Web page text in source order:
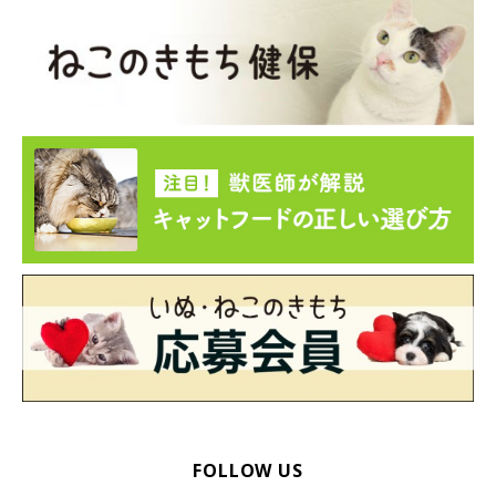
FOLLOW US